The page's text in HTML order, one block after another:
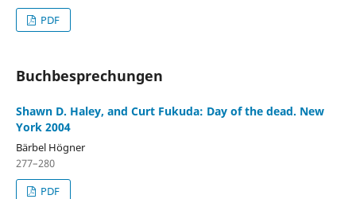
PDF
Buchbesprechungen
Shawn D. Haley, and Curt Fukuda: Day of the dead. New
York 2004
Bärbel Högner
277–280
PDF